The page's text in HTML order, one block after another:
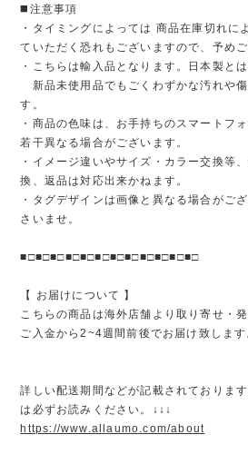
◼️注意事項
・タイミングによっては 商品在庫切れに
ていただく恐れもございますので、予め
・こちらは輸入品となります。日本製と
新品未使用品でもごくわずかな汚れや
す。
・商品の色味は、お手持ちのスマートフ
若干異なる場合がございます。
・イメージ違いやサイズ・カラー交換等
換、返品は対応出来かねます。
・タグデザインは画像と異なる場合がご
さいませ。
■□■□■□■□■□■□■□■□■□■□■□■□
【 お届けについて 】
こちらの商品は海外店舗より取り寄せ・
ご入金から2~4週間前後でお届け致します
詳しい配送期間などが記載されておりま
は必ずお読みください。↓↓↓
https://www.allaumo.com/about